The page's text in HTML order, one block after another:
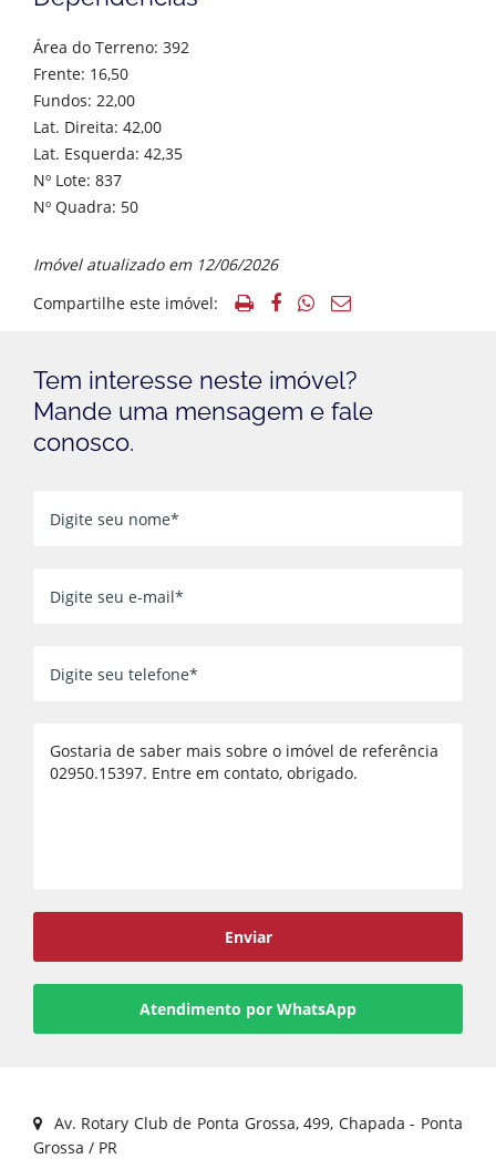
Área do Terreno: 392
Frente: 16,50
Fundos: 22,00
Lat. Direita: 42,00
Lat. Esquerda: 42,35
Nº Lote: 837
Nº Quadra: 50
Imóvel atualizado em 12/06/2026
Compartilhe este imóvel:
Tem interesse neste imóvel?
Mande uma mensagem e fale
conosco.
Enviar
Atendimento por WhatsApp
Av. Rotary Club de Ponta Grossa, 499, Chapada - Ponta
Grossa / PR